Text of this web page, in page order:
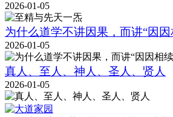
2026-01-05
为什么道学不讲因果，而讲“因因
2026-01-05
真人、至人、神人、圣人、贤人
2026-01-05